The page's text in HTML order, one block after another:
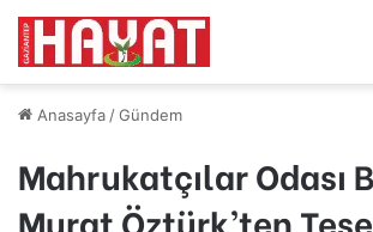
Anasayfa/Gündem
Mahrukatçılar Odası
Murat Öztürk’ten